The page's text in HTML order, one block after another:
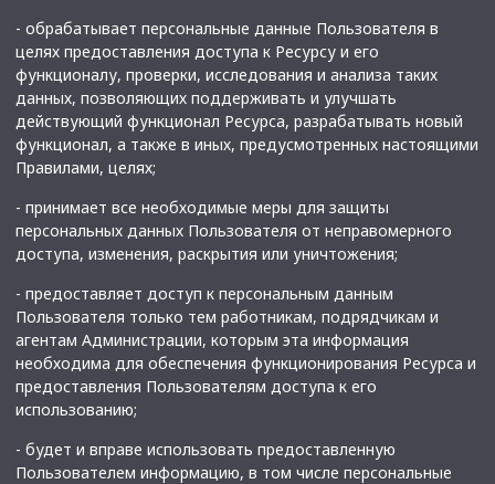
- обрабатывает персональные данные Пользователя в
целях предоставления доступа к Ресурсу и его
функционалу, проверки, исследования и анализа таких
данных, позволяющих поддерживать и улучшать
действующий функционал Ресурса, разрабатывать новый
функционал, а также в иных, предусмотренных настоящими
Правилами, целях;
- принимает все необходимые меры для защиты
персональных данных Пользователя от неправомерного
доступа, изменения, раскрытия или уничтожения;
- предоставляет доступ к персональным данным
Пользователя только тем работникам, подрядчикам и
агентам Администрации, которым эта информация
необходима для обеспечения функционирования Ресурса и
предоставления Пользователям доступа к его
использованию;
- будет и вправе использовать предоставленную
Пользователем информацию, в том числе персональные